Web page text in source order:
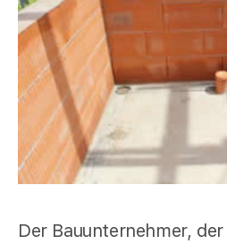
Der Bauunternehmer,